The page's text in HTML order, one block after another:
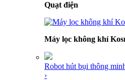
Quạt điện
Máy lọc không khí
Robot hút bụi thông
›